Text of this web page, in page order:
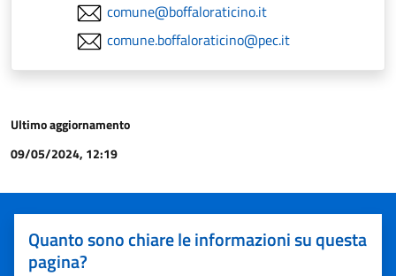
comune@boffaloraticino.it
comune.boffaloraticino@pec.it
Ultimo aggiornamento
09/05/2024, 12:19
Quanto sono chiare le informazioni su questa
pagina?